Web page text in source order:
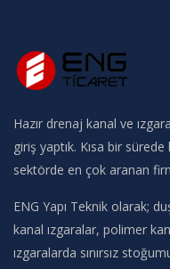
Hazır drenaj kanal ve
giriş yaptık. Kısa bir
sektörde en çok aranan
ENG Yapı Teknik olarak;
kanal ızgaralar, polimer
ızgaralarda sınırsız